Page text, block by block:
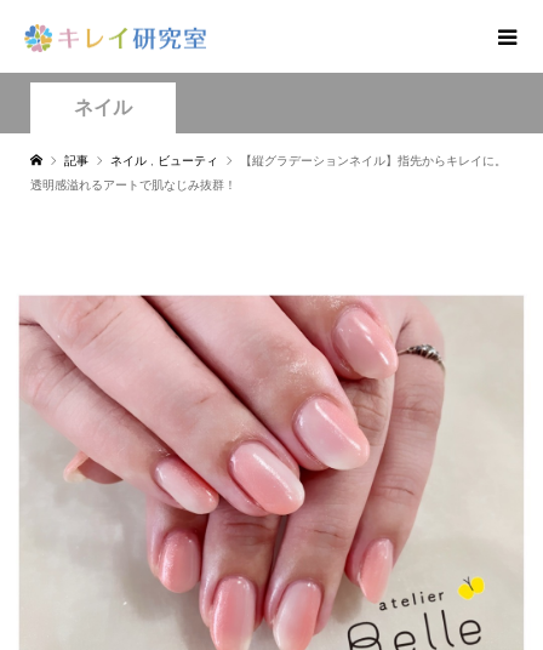
ネイル
記事 ネイル ビューティ
【縦グラデーションネイル】指先からキレイに。
透明感溢れるアートで肌なじみ抜群！